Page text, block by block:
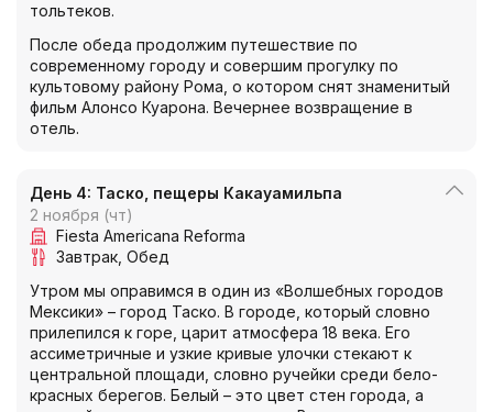
тольтеков.
После обеда продолжим путешествие по
современному городу и совершим прогулку по
культовому району Рома, о котором снят знаменитый
фильм Алонсо Куарона. Вечернее возвращение в
отель.
День 4: Таско, пещеры Какауамильпа
2 ноября (чт)
Fiesta Americana Reforma
Завтрак Обед
Утром мы оправимся в один из «Волшебных городов
Мексики» – город Таско. В городе, который словно
прилепился к горе, царит атмосфера 18 века. Его
ассиметричные и узкие кривые улочки стекают к
центральной площади, словно ручейки среди бело-
красных берегов. Белый – это цвет стен города, а